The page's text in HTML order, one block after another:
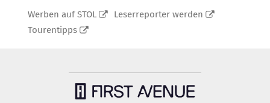
Werben auf STOL
Leserreporter werden
Tourentipps